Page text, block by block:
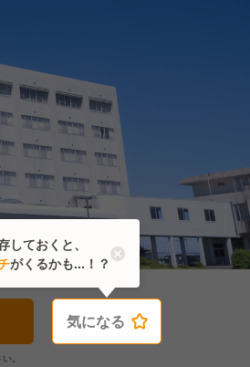
気になる
。
気になる
しておくと、
がくるかも...！？